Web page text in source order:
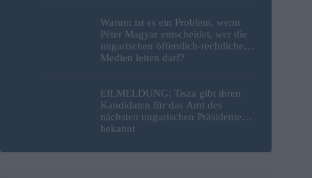
Warum ist es ein Problem, wenn
Péter Magyar entscheidet, wer die
ungarischen öffentlich-rechtlichen
Medien leiten darf?
EILMELDUNG: Tisza gibt ihren
Kandidaten für das Amt des
nächsten ungarischen Präsidenten
bekannt